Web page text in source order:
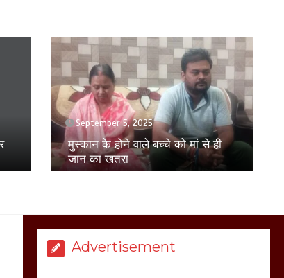
April 17, 2025
युवती से छेड़छाड़ का विरोध करने पर
परिवार पर हमला, पीड़ित परिवार ने
एसएसपी से की शिकायत
Advertisement
सरकार को दी आमरण
अनशन की चेतावनी
March 8, 2025
मेरठ सुराजकुंड शमशान
घाट में चिता से अस्थि
March 6, 2025